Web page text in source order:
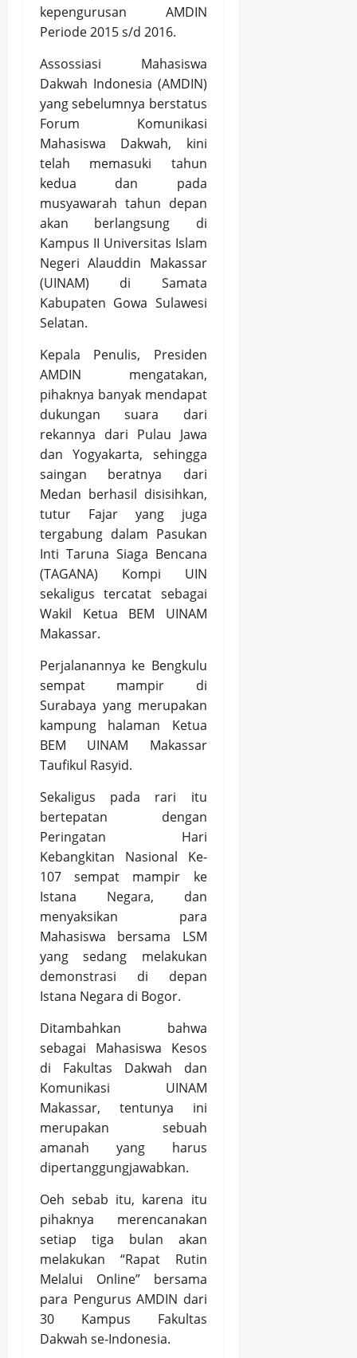
kepengurusan AMDIN
Periode 2015 s/d 2016.
Assossiasi Mahasiswa
Dakwah Indonesia (AMDIN)
yang sebelumnya berstatus
Forum Komunikasi
Mahasiswa Dakwah, kini
telah memasuki tahun
kedua dan pada
musyawarah tahun depan
akan berlangsung di
Kampus II Universitas Islam
Negeri Alauddin Makassar
(UINAM) di Samata
Kabupaten Gowa Sulawesi
Selatan.
Kepala Penulis, Presiden
AMDIN mengatakan,
pihaknya banyak mendapat
dukungan suara dari
rekannya dari Pulau Jawa
dan Yogyakarta, sehingga
saingan beratnya dari
Medan berhasil disisihkan,
tutur Fajar yang juga
tergabung dalam Pasukan
Inti Taruna Siaga Bencana
(TAGANA) Kompi UIN
sekaligus tercatat sebagai
Wakil Ketua BEM UINAM
Makassar.
Perjalanannya ke Bengkulu
sempat mampir di
Surabaya yang merupakan
kampung halaman Ketua
BEM UINAM Makassar
Taufikul Rasyid.
Sekaligus pada rari itu
bertepatan dengan
Peringatan Hari
Kebangkitan Nasional Ke-
107 sempat mampir ke
Istana Negara, dan
menyaksikan para
Mahasiswa bersama LSM
yang sedang melakukan
demonstrasi di depan
Istana Negara di Bogor.
Ditambahkan bahwa
sebagai Mahasiswa Kesos
di Fakultas Dakwah dan
Komunikasi UINAM
Makassar, tentunya ini
merupakan sebuah
amanah yang harus
dipertanggungjawabkan.
Oeh sebab itu, karena itu
pihaknya merencanakan
setiap tiga bulan akan
melakukan “Rapat Rutin
Melalui Online” bersama
para Pengurus AMDIN dari
30 Kampus Fakultas
Dakwah se-Indonesia.